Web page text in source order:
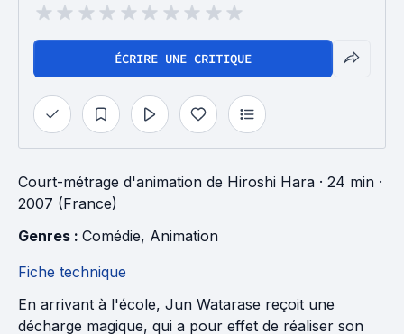
ÉCRIRE UNE CRITIQUE
Court-métrage d'animation de Hiroshi Hara · 24 min ·
2007 (France)
Genres : Comédie, Animation
Fiche technique
En arrivant à l'école, Jun Watarase reçoit une
décharge magique, qui a pour effet de réaliser son